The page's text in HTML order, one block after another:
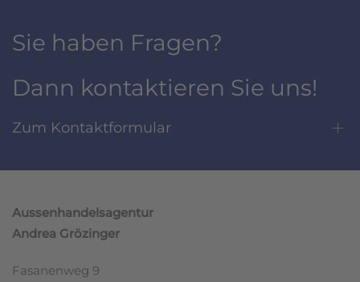
Sie haben Fragen?
Dann kontaktieren Sie uns!
Zum Kontaktformular
Aussenhandelsagentur
Andrea Grözinger
Fasanenweg 9